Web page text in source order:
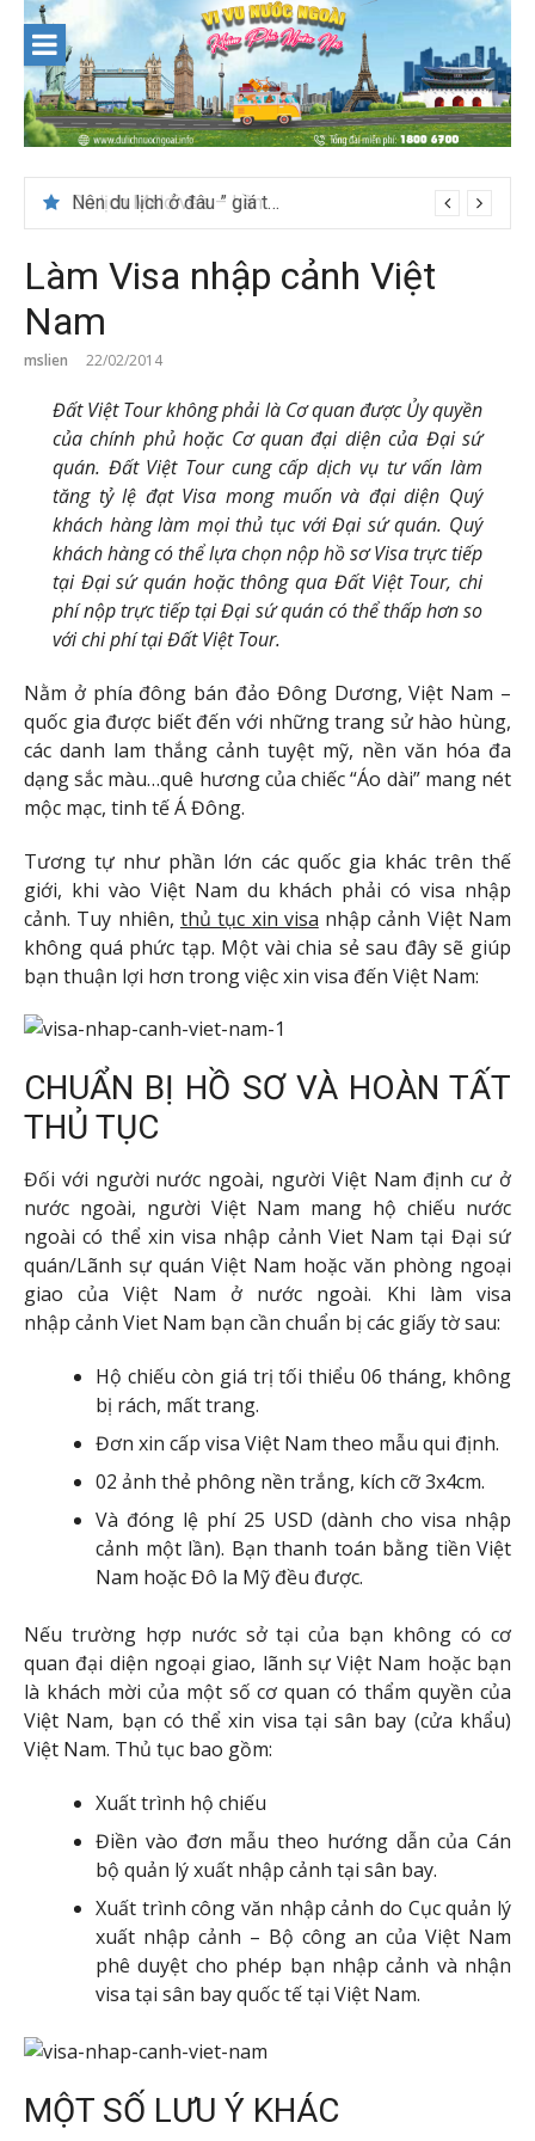
content
Nên du lịch ở đâu ” giá tốt” dịp lễ quốc khánh 2/9
Làm Visa nhập cảnh Việt
Nam
mslien 22/02/2014
Đất Việt Tour không phải là Cơ quan được Ủy quyền
của chính phủ hoặc Cơ quan đại diện của Đại sứ
quán. Đất Việt Tour cung cấp dịch vụ tư vấn làm
tăng tỷ lệ đạt Visa mong muốn và đại diện Quý
khách hàng làm mọi thủ tục với Đại sứ quán. Quý
khách hàng có thể lựa chọn nộp hồ sơ Visa trực tiếp
tại Đại sứ quán hoặc thông qua Đất Việt Tour, chi
phí nộp trực tiếp tại Đại sứ quán có thể thấp hơn so
với chi phí tại Đất Việt Tour.
Nằm ở phía đông bán đảo Đông Dương, Việt Nam –
quốc gia được biết đến với những trang sử hào hùng,
các danh lam thắng cảnh tuyệt mỹ, nền văn hóa đa
dạng sắc màu…quê hương của chiếc “Áo dài” mang nét
mộc mạc, tinh tế Á Đông.
Tương tự như phần lớn các quốc gia khác trên thế
giới, khi vào Việt Nam du khách phải có visa nhập
cảnh. Tuy nhiên, thủ tục xin visa nhập cảnh Việt Nam
không quá phức tạp. Một vài chia sẻ sau đây sẽ giúp
bạn thuận lợi hơn trong việc xin visa đến Việt Nam:
CHUẨN BỊ HỒ SƠ VÀ HOÀN TẤT
THỦ TỤC
Đối với người nước ngoài, người Việt Nam định cư ở
nước ngoài, người Việt Nam mang hộ chiếu nước
ngoài có thể xin visa nhập cảnh Viet Nam tại Đại sứ
quán/Lãnh sự quán Việt Nam hoặc văn phòng ngoại
giao của Việt Nam ở nước ngoài. Khi làm visa
nhập cảnh Viet Nam bạn cần chuẩn bị các giấy tờ sau:
Hộ chiếu còn giá trị tối thiểu 06 tháng, không
bị rách, mất trang.
Đơn xin cấp visa Việt Nam theo mẫu qui định.
02 ảnh thẻ phông nền trắng, kích cỡ 3x4cm.
Và đóng lệ phí 25 USD (dành cho visa nhập
cảnh một lần). Bạn thanh toán bằng tiền Việt
Nam hoặc Đô la Mỹ đều được.
Nếu trường hợp nước sở tại của bạn không có cơ
quan đại diện ngoại giao, lãnh sự Việt Nam hoặc bạn
là khách mời của một số cơ quan có thẩm quyền của
Việt Nam, bạn có thể xin visa tại sân bay (cửa khẩu)
Việt Nam. Thủ tục bao gồm:
Xuất trình hộ chiếu
Điền vào đơn mẫu theo hướng dẫn của Cán
bộ quản lý xuất nhập cảnh tại sân bay.
Xuất trình công văn nhập cảnh do Cục quản lý
xuất nhập cảnh – Bộ công an của Việt Nam
phê duyệt cho phép bạn nhập cảnh và nhận
visa tại sân bay quốc tế tại Việt Nam.
MỘT SỐ LƯU Ý KHÁC